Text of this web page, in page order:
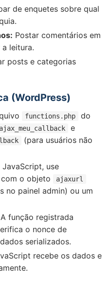
de enquetes sobre qual
Postar comentários em
leitura.
posts e categorias
(WordPress)
functions.php
do
e
(para usuários não
JavaScript, use
com o objeto ajaxurl
no painel admin) ou um
A função registrada
o nonce de
serializados.
recebe os dados e